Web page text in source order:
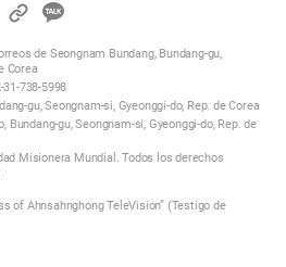
카
오
톡
공
하
de Seongnam Bundang, Bundang-gu,
Corea
738-5998
gu, Seongnam-si, Gyeonggi-do, Rep. de Corea
Bundang-gu, Seongnam-si, Gyeonggi-do, Rep. de
Misionera Mundial. Todos los derechos
of Ahnsahnghong TeleVision” (Testigo de